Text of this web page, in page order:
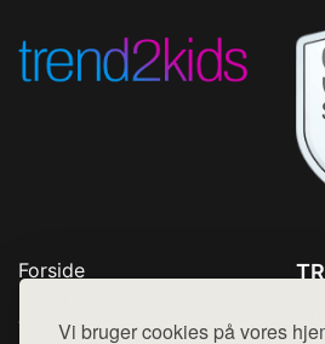
Vi bruger cookies på vores
Forside
Top Rabatter